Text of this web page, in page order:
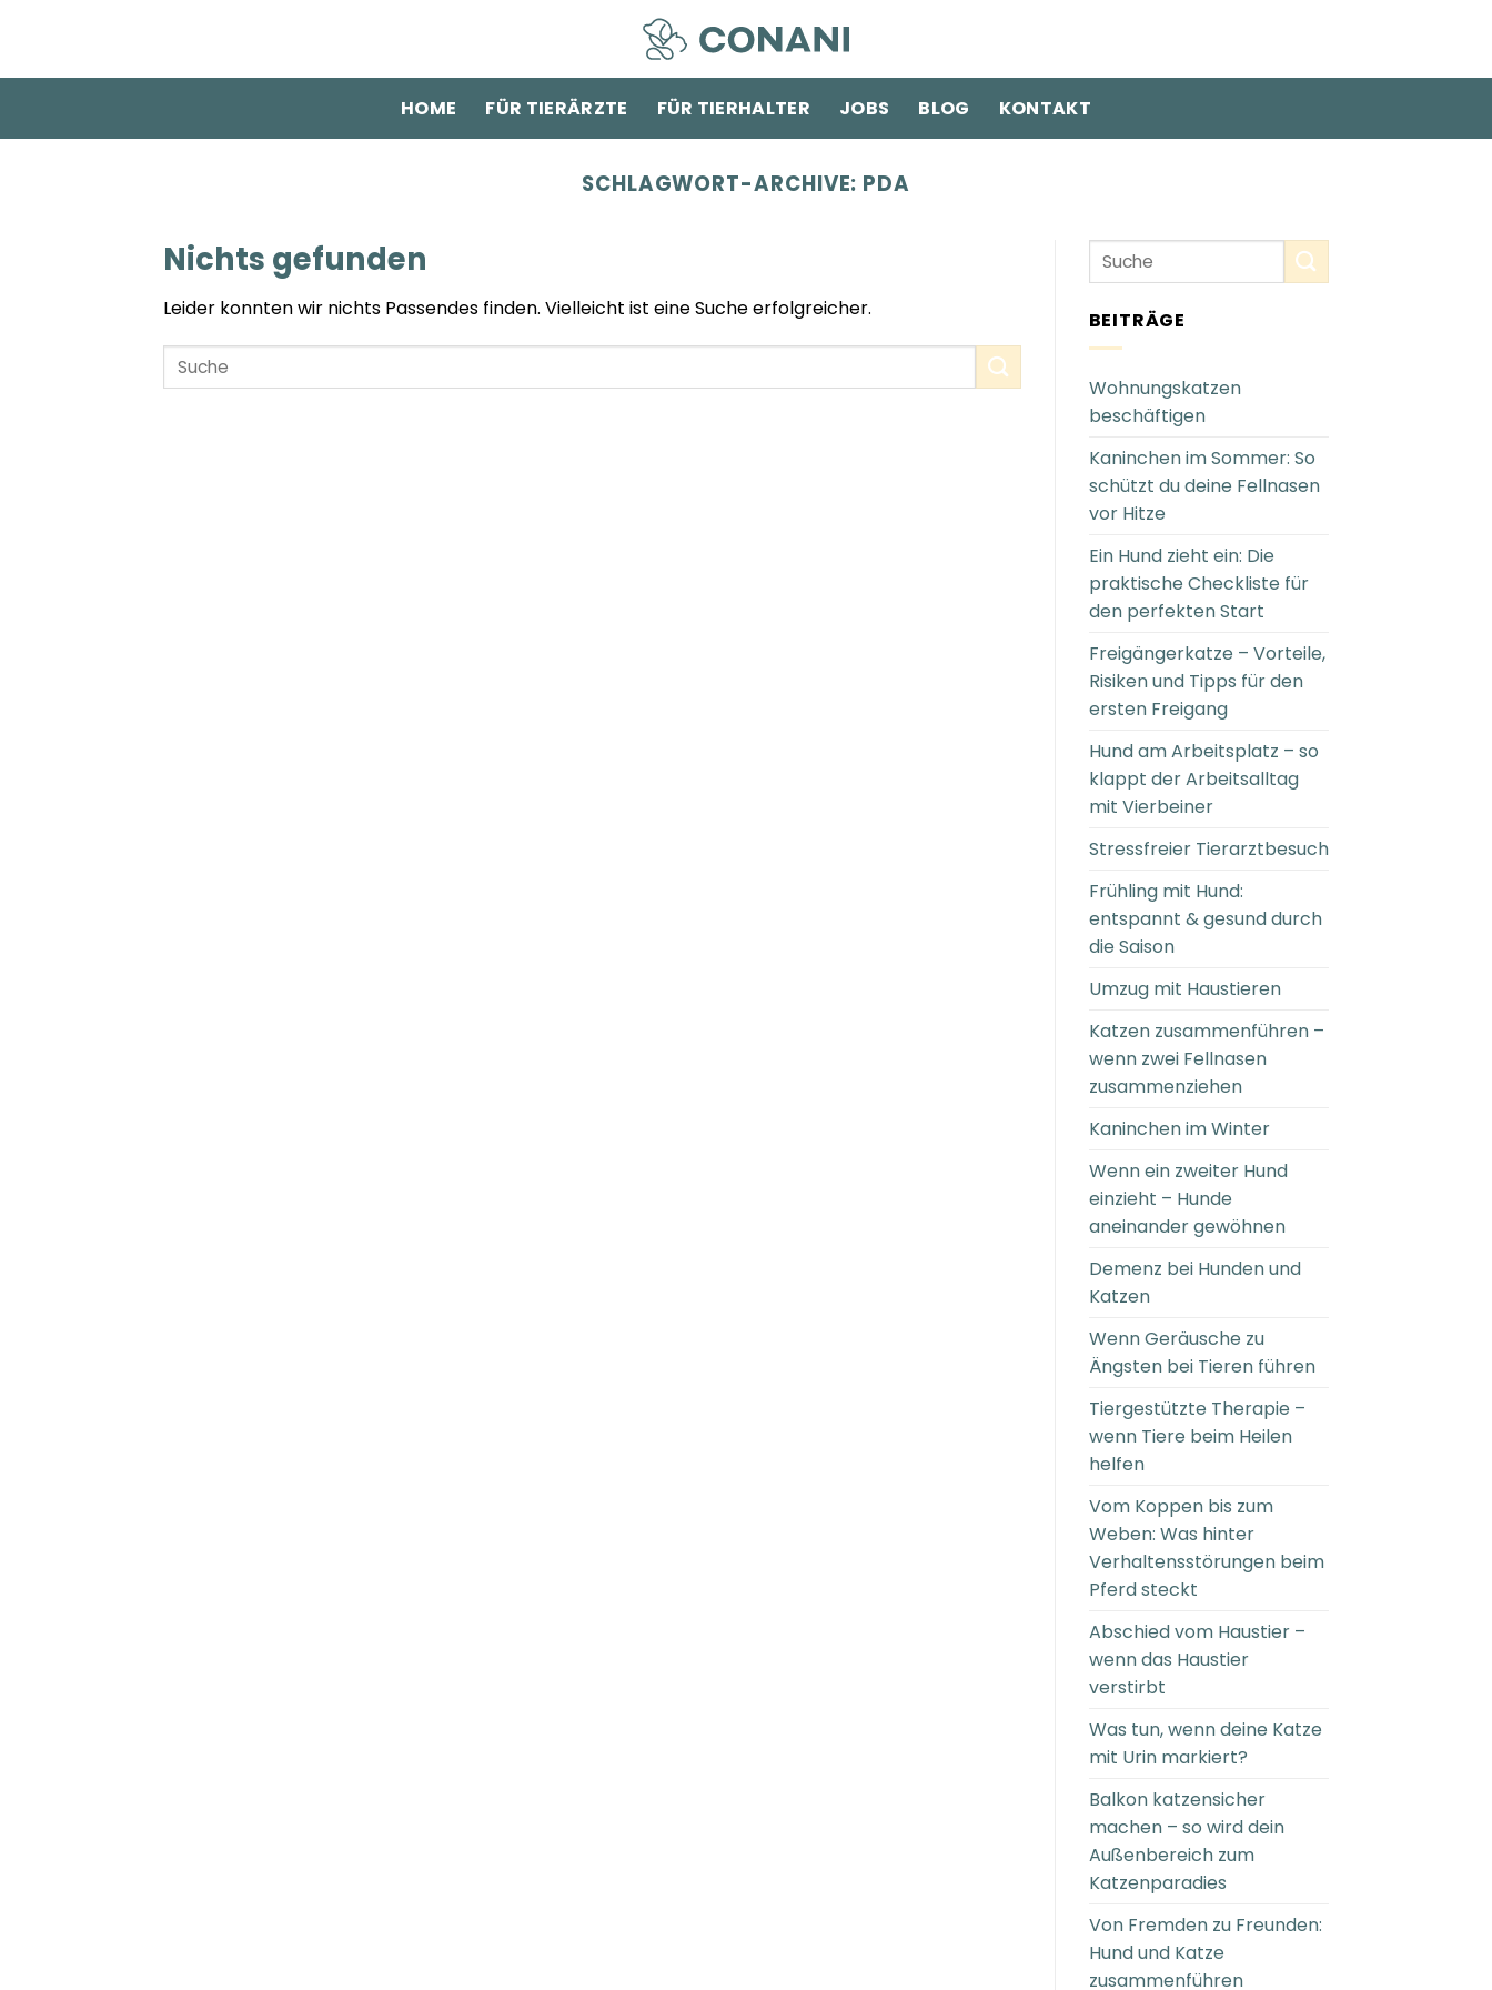
HOME
FÜR TIERÄRZTE FÜR TIERHALTER JOBS BLOG KONTAKT
SCHLAGWORT-ARCHIVE: PDA
Nichts gefunden
Leider konnten wir nichts Passendes finden. Vielleicht ist eine Suche erfolgreicher. BEITRÄGE
Wohnungskatzen
beschäftigen
Kaninchen im Sommer: So
schützt du deine Fellnasen
vor Hitze
Ein Hund zieht ein: Die
praktische Checkliste für
den perfekten Start
Freigängerkatze – Vorteile,
Risiken und Tipps für den
ersten Freigang
Hund am Arbeitsplatz – so
klappt der Arbeitsalltag
mit Vierbeiner
Stressfreier Tierarztbesuch
Frühling mit Hund:
entspannt & gesund durch
die Saison
Umzug mit Haustieren
Katzen zusammenführen –
wenn zwei Fellnasen
zusammenziehen
Kaninchen im Winter
Wenn ein zweiter Hund
einzieht – Hunde
aneinander gewöhnen
Demenz bei Hunden und
Katzen
Wenn Geräusche zu
Ängsten bei Tieren führen
Tiergestützte Therapie –
wenn Tiere beim Heilen
helfen
Vom Koppen bis zum
Weben: Was hinter
Verhaltensstörungen beim
Pferd steckt
Abschied vom Haustier –
wenn das Haustier
verstirbt
Was tun, wenn deine Katze
mit Urin markiert?
Balkon katzensicher
machen – so wird dein
Außenbereich zum
Katzenparadies
Von Fremden zu Freunden:
Hund und Katze
zusammenführen